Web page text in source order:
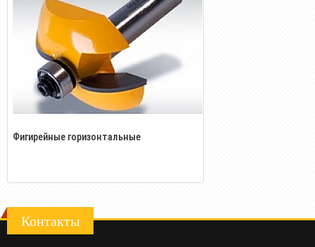
Фигирейные горизонтальные
Контакты